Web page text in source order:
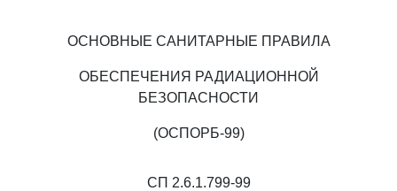
ОСНОВНЫЕ САНИТАРНЫЕ ПРАВИЛА
ОБЕСПЕЧЕНИЯ РАДИАЦИОННОЙ
БЕЗОПАСНОСТИ
(ОСПОРБ-99)
СП 2.6.1.799-99